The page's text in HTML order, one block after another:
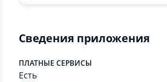
Сведения приложения
ПЛАТНЫЕ СЕРВИСЫ
Есть